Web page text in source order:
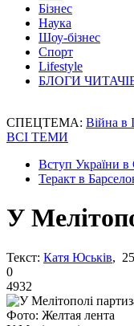
Бізнес
Наука
Шоу-бізнес
Спорт
Lifestyle
БЛОГИ
СПЕЦТЕМА: Війна в
ВСІ ТЕМИ
Вступ України
Теракт в
У
Текст: Катя Юськів,
0
4932
Фото: Желтая лента